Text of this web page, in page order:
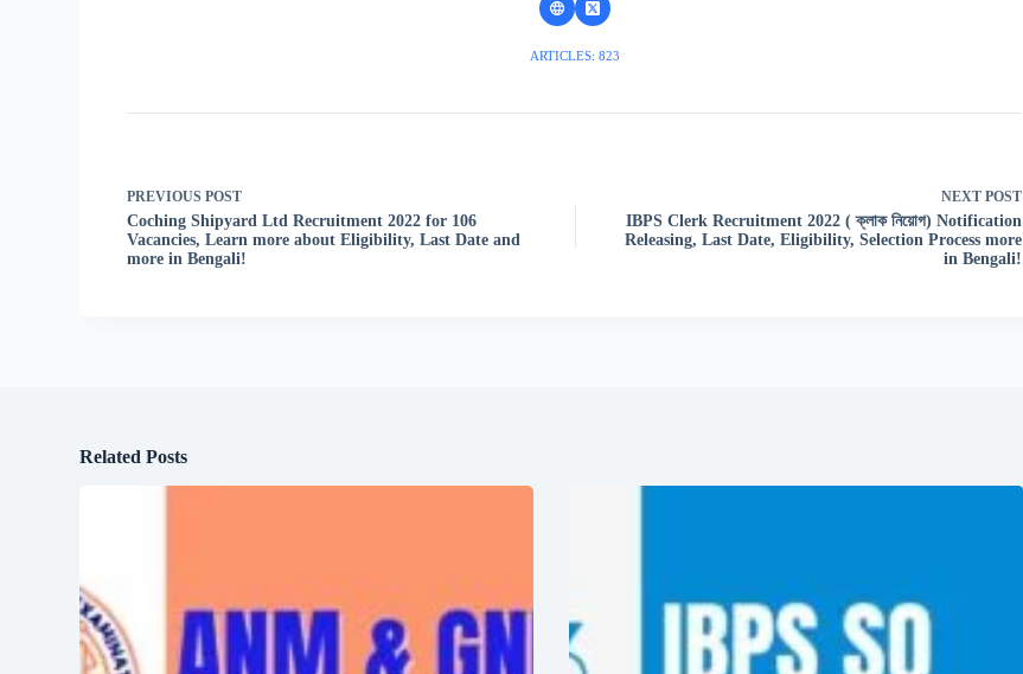
ARTICLES: 823
PREVIOUSPOST
Coching Shipyard Ltd Recruitment 2022 for 106
Vacancies, Learn more about Eligibility, Last Date and
more in Bengali!
NEXT POST
IBPS Clerk Recruitment 2022 ( ক্লাক নিয়োগ) Notification
Releasing, Last Date, Eligibility, Selection Process more
in Bengali!
Related Posts